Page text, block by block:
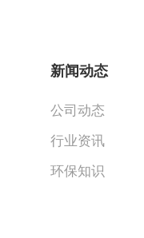
新闻动态
公司动态
行业资讯
环保知识